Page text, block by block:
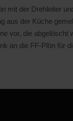
mit der Drehleiter
aus der Küche
vor, die abgelöscht
an die FF-Plön für